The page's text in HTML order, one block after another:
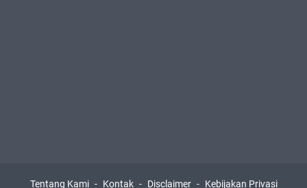
Tentang Kami Kontak Disclaimer Kebijakan Privasi